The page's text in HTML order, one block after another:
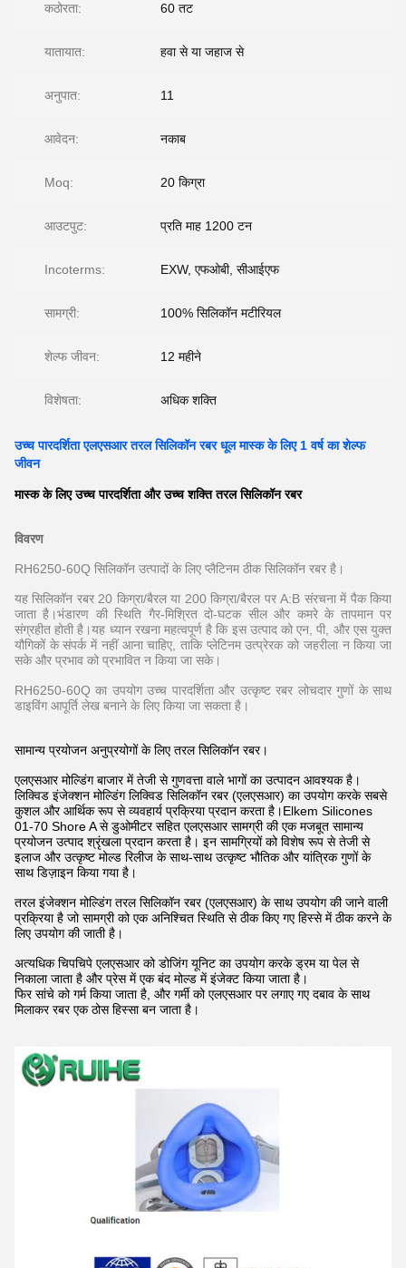
कठोरता: 60 तट
यातायात: हवा से या जहाज से
अनुपात: 11
आवेदन: नकाब
Moq: 20 किग्रा
आउटपुट: प्रति माह 1200 टन
Incoterms: EXW, एफओबी, सीआईएफ
सामग्री: 100% सिलिकॉन मटीरियल
शेल्फ जीवन: 12 महीने
विशेषता: अधिक शक्ति
उच्च पारदर्शिता एलएसआर तरल सिलिकॉन रबर धूल मास्क के लिए 1 वर्ष का शेल्फ
जीवन
मास्क के लिए उच्च पारदर्शिता और उच्च शक्ति तरल सिलिकॉन रबर
विवरण
RH6250-60Q सिलिकॉन उत्पादों के लिए प्लैटिनम ठीक सिलिकॉन रबर है।
यह सिलिकॉन रबर 20 किग्रा/बैरल या 200 किग्रा/बैरल पर A:B संरचना में पैक किया
जाता है।भंडारण की स्थिति गैर-मिश्रित दो-घटक सील और कमरे के तापमान पर
संग्रहीत होती है।यह ध्यान रखना महत्वपूर्ण है कि इस उत्पाद को एन, पी, और एस युक्त
यौगिकों के संपर्क में नहीं आना चाहिए, ताकि प्लेटिनम उत्प्रेरक को जहरीला न किया जा
सके और प्रभाव को प्रभावित न किया जा सके।
RH6250-60Q का उपयोग उच्च पारदर्शिता और उत्कृष्ट रबर लोचदार गुणों के साथ
डाइविंग आपूर्ति लेख बनाने के लिए किया जा सकता है।
सामान्य प्रयोजन अनुप्रयोगों के लिए तरल सिलिकॉन रबर।
एलएसआर मोल्डिंग बाजार में तेजी से गुणवत्ता वाले भागों का उत्पादन आवश्यक है।
लिक्विड इंजेक्शन मोल्डिंग लिक्विड सिलिकॉन रबर (एलएसआर) का उपयोग करके सबसे
कुशल और आर्थिक रूप से व्यवहार्य प्रक्रिया प्रदान करता है।Elkem Silicones
01-70 Shore A से डुओमीटर सहित एलएसआर सामग्री की एक मजबूत सामान्य
प्रयोजन उत्पाद श्रृंखला प्रदान करता है। इन सामग्रियों को विशेष रूप से तेजी से
इलाज और उत्कृष्ट मोल्ड रिलीज के साथ-साथ उत्कृष्ट भौतिक और यांत्रिक गुणों के
साथ डिज़ाइन किया गया है।
तरल इंजेक्शन मोल्डिंग तरल सिलिकॉन रबर (एलएसआर) के साथ उपयोग की जाने वाली
प्रक्रिया है जो सामग्री को एक अनिश्चित स्थिति से ठीक किए गए हिस्से में ठीक करने के
लिए उपयोग की जाती है।
अत्यधिक चिपचिपे एलएसआर को डोजिंग यूनिट का उपयोग करके ड्रम या पेल से
निकाला जाता है और प्रेस में एक बंद मोल्ड में इंजेक्ट किया जाता है।
फिर सांचे को गर्म किया जाता है, और गर्मी को एलएसआर पर लगाए गए दबाव के साथ
मिलाकर रबर एक ठोस हिस्सा बन जाता है।